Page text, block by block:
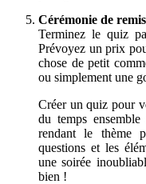
Cérémonie de
Terminez le quiz
Prévoyez un prix
chose de petit
ou simplement une
Créer un quiz pour
du temps
rendant le thème
questions et les
une soirée
bien !